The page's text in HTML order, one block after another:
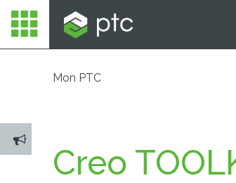
Mon PTC
Creo